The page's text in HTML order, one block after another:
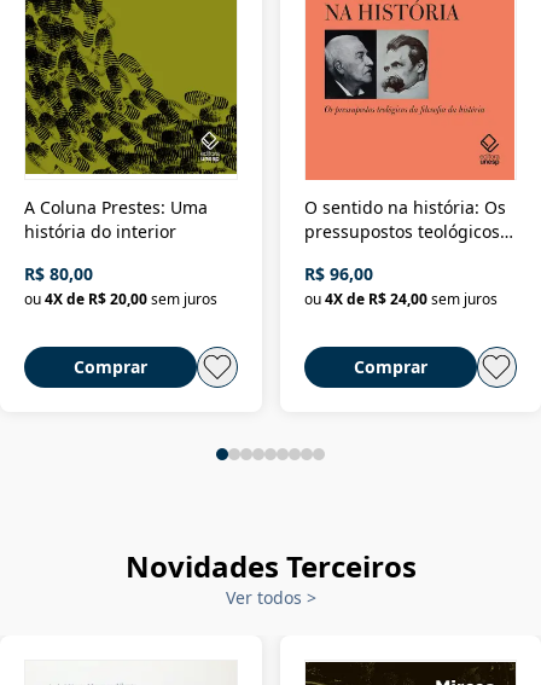
A Coluna Prestes: Uma
história do interior
R$ 80,00
ou4X de R$ 20,00sem juros
Comprar
O sentido na história: Os
pressupostos teológicos
R$ 96,00
ou 4X de R$ 24,00 sem juros
Comprar
Novidades Terceiros
Ver todos >